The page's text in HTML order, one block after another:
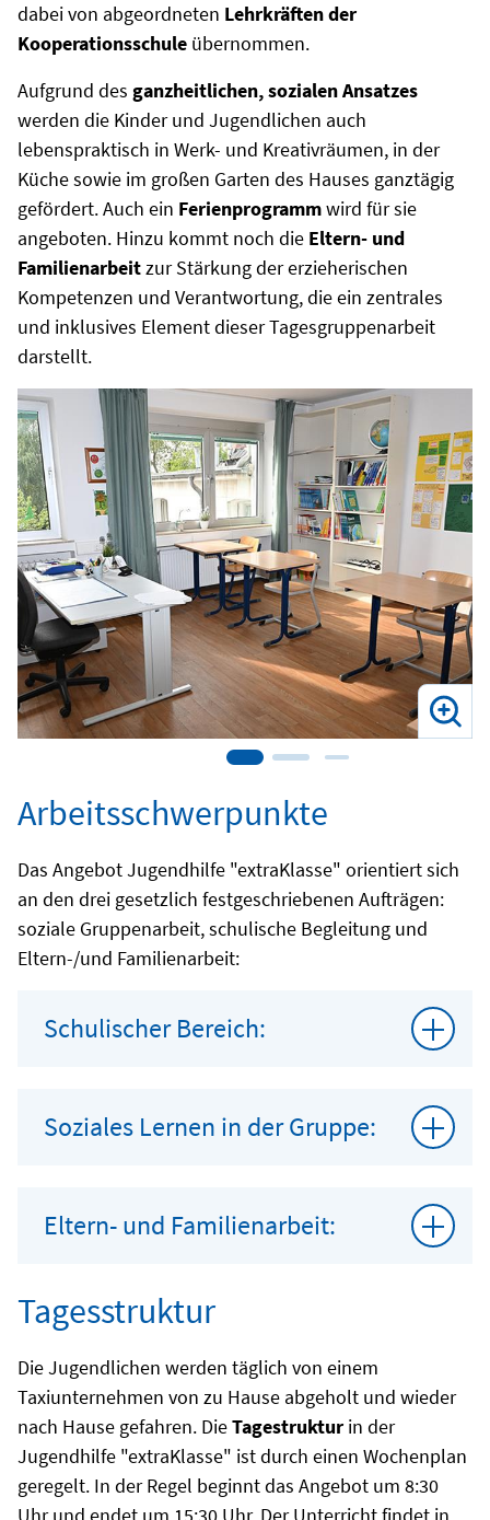
dabei von abgeordneten Lehrkräften der
Kooperationsschule übernommen.
Aufgrund des ganzheitlichen, sozialen Ansatzes
werden die Kinder und Jugendlichen auch
lebenspraktisch in Werk- und Kreativräumen, in der
Küche sowie im großen Garten des Hauses ganztägig
gefördert. Auch ein Ferienprogrammwird für sie
angeboten. Hinzu kommt noch die Eltern- und
Familienarbeitzur Stärkung der erzieherischen
Kompetenzen und Verantwortung, die ein zentrales
und inklusives Element dieser Tagesgruppenarbeit
darstellt.
Arbeitsschwerpunkte
Das Angebot Jugendhilfe "extraKlasse" orientiert sich
an den drei gesetzlich festgeschriebenen Aufträgen:
soziale Gruppenarbeit, schulische Begleitung und
Eltern-/und Familienarbeit:
Schulischer Bereich:
Soziales Lernen in der Gruppe:
Eltern- und Familienarbeit:
Tagesstruktur
Die Jugendlichen werden täglich von einem
Taxiunternehmen von zu Hause abgeholt und wieder
nach Hause gefahren. DieTagestruktur in der
Jugendhilfe "extraKlasse" ist durch einen Wochenplan
geregelt. In der Regel beginnt das Angebot um 8:30